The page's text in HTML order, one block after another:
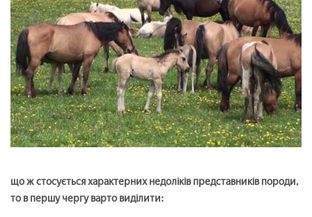
що ж стосується характерних недоліків представників породи,
то в першу чергу варто виділити: